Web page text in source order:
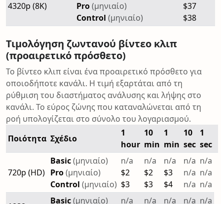
4320p (8K)
Pro(μηνιαίο)
Control (μηνιαίο)
$37
$38
Τιμολόγηση ζωντανού βίντεο κλιπ
(προαιρετικό πρόσθετο)
Το βίντεο κλιπ είναι ένα προαιρετικό πρόσθετο για
οποιοδήποτε κανάλι. Η τιμή εξαρτάται από τη
ρύθμιση του διαστήματος ανάλυσης και λήψης στο
κανάλι. Το εύρος ζώνης που καταναλώνεται από τη
ροή υπολογίζεται στο σύνολο του λογαριασμού.
Ποιότητα Σχέδιο
1
hour
10
min
1
min
10
sec
1
sec
720p (HD)
Basic(μηνιαίο)
Pro(μηνιαίο)
Control (μηνιαίο)
n/a
$2
$3
n/a
$2
$3
n/a
$3
$4
n/a
n/a
n/a
n/a
n/a
n/a
Basic(μηνιαίο)
n/a
n/a
n/a
n/a n/a